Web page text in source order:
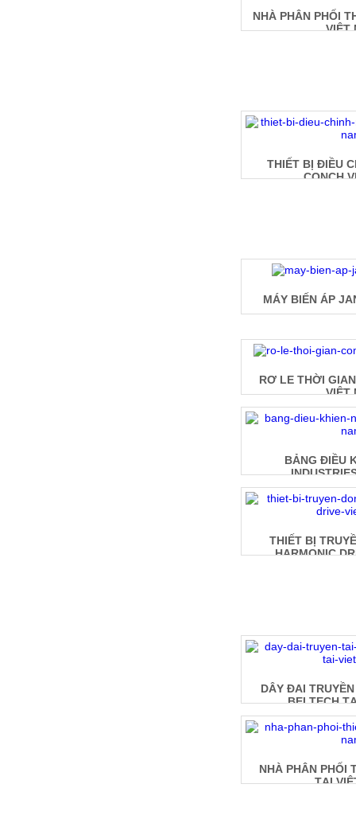
NHÀ PHÂN PHỐI
VIỆT
THIẾT BỊ ĐIỀU
CONCH
MÁY BIẾN ÁP
RƠ LE THỜI
VIỆT
BẢNG ĐIỀU
THIẾT BỊ
HARMONIC
DÂY ĐAI
BELTECH
NHÀ PHÂN PHỐI
TẠI